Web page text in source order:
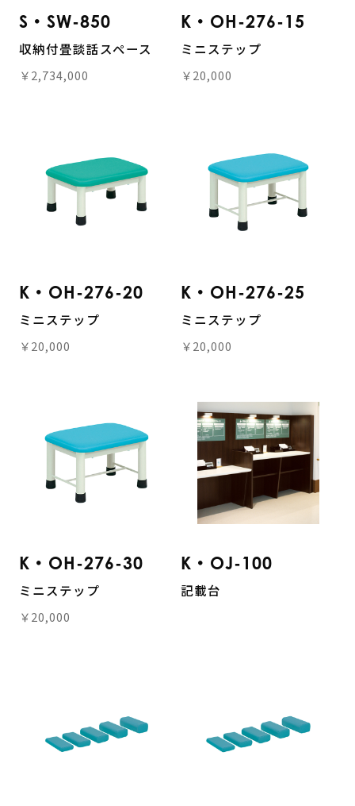
S・SW-850
収納付畳談話スペース
￥2,734,000
K・OH-276-15
ミニステップ
￥20,000
K・OH-276-20
ミニステップ
￥20,000
K・OH-276-25
ミニステップ
￥20,000
K・OH-276-30
ミニステップ
￥20,000
K・OJ-100
記載台